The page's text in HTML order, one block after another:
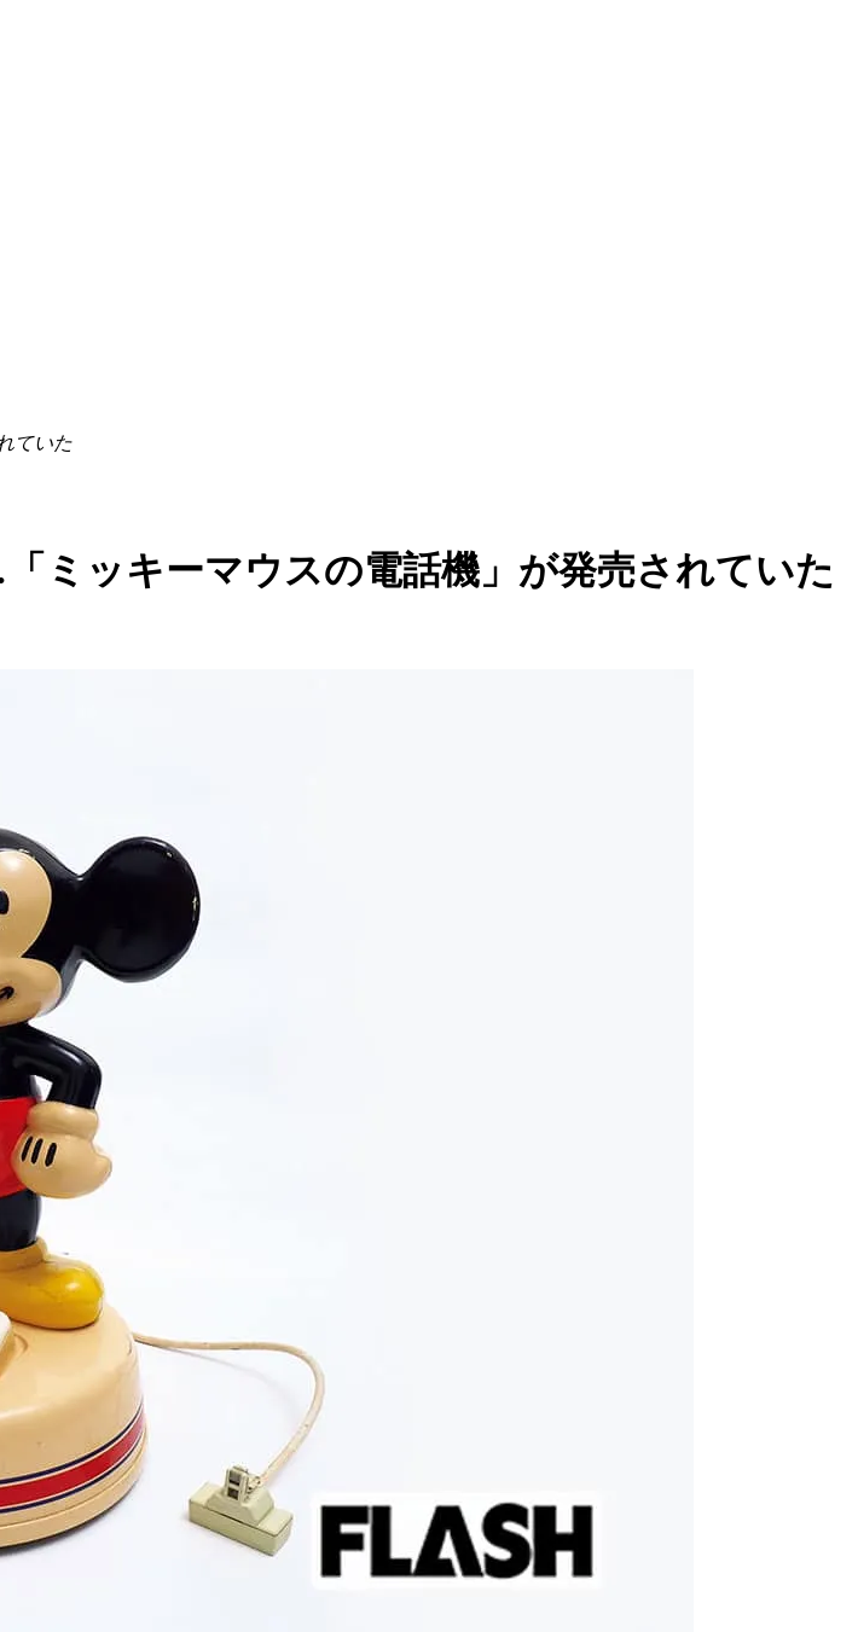
ていた
ッキーマウスの電話機」が発売されていた